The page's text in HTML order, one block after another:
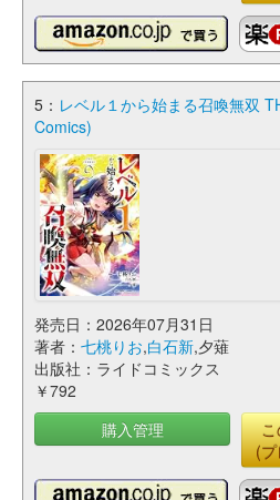
5： レベル１から始まる召喚無双
Comics)
発売日：2026年07月31日
著者： 七桃りお,白石新,夕薙
出版社：ライドコミックス
￥792
購入管理
(